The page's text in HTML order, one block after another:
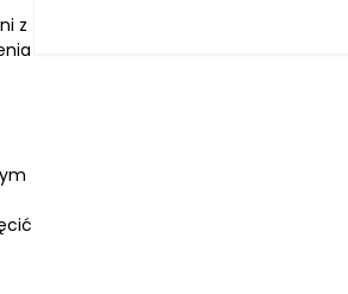
z
spożywczy, a jej jakość zależy od wielu